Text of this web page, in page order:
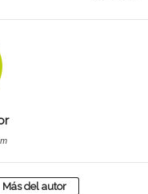
Más del autor